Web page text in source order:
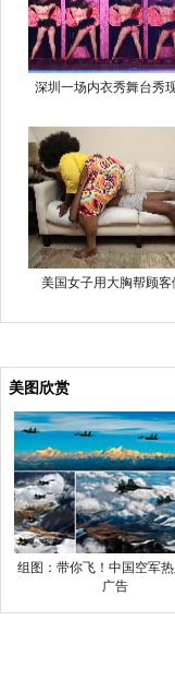
深圳一场内衣秀舞台秀
美国女子用大胸帮顾客
美图欣赏
组图：带你飞！中国空军
广告